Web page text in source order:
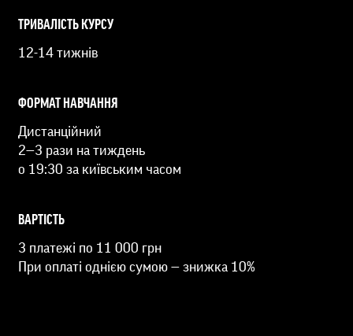
ТРИВАЛІСТЬ КУРСУ
12-14 тижнів
ФОРМАТ НАВЧАННЯ
Дистанційний
2—3 рази на тиждень
о 19:30 за київським часом
ВАРТІСТЬ
3 платежі по 11 000 грн
При оплаті однією сумою — знижка 10%